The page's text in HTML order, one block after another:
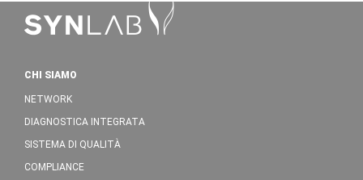
CHI SIAMO
NETWORK
DIAGNOSTICA INTEGRATA
SISTEMA DI QUALITÀ
COMPLIANCE